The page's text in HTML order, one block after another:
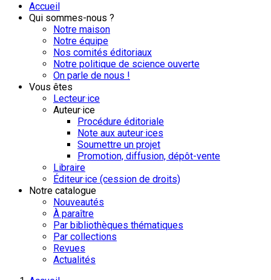
Accueil
Qui sommes-nous ?
Notre maison
Notre équipe
Nos comités éditoriaux
Notre politique de science ouverte
On parle de nous !
Vous êtes
Lecteur·ice
Auteur·ice
Procédure éditoriale
Note aux auteur·ices
Soumettre un projet
Promotion, diffusion, dépôt-vente
Libraire
Éditeur·ice (cession de droits)
Notre catalogue
Nouveautés
À paraître
Par bibliothèques thématiques
Par collections
Revues
Actualités